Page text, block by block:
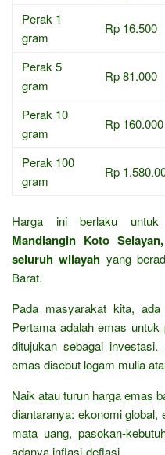
Perak 1
gram
Rp 16.500
Perak 5
gram
Rp 81.000
Perak 10
gram
Rp 160.000
Perak 100
gram
Rp
Harga ini berlaku untuk
Mandiangin Koto
seluruh wilayah yang
Barat.
Pada masyarakat kita,
Pertama adalah emas
ditujukan sebagai
emas disebut logam mulia
Naik atau turun harga emas
diantaranya: ekonomi global,
mata uang, pasokan-
adanya inflasi-deflasi.